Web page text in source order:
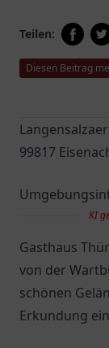
Teilen:
Diesen Beitrag
99817
KI
Gasthaus
von der
schönen
Erkundung